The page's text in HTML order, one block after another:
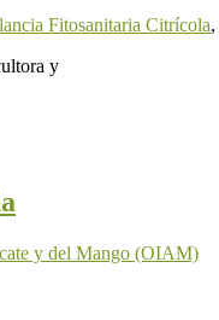
Fitosanitaria Citrícola,
y
y del Mango (OIAM)